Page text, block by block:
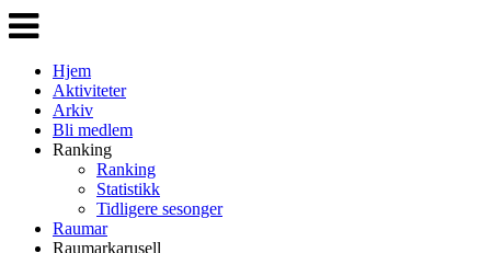
Veksle
navigasjon
Hjem
Aktiviteter
Arkiv
Bli medlem
Ranking
Ranking
Statistikk
Tidligere sesonger
Raumar
Raumarkarusell